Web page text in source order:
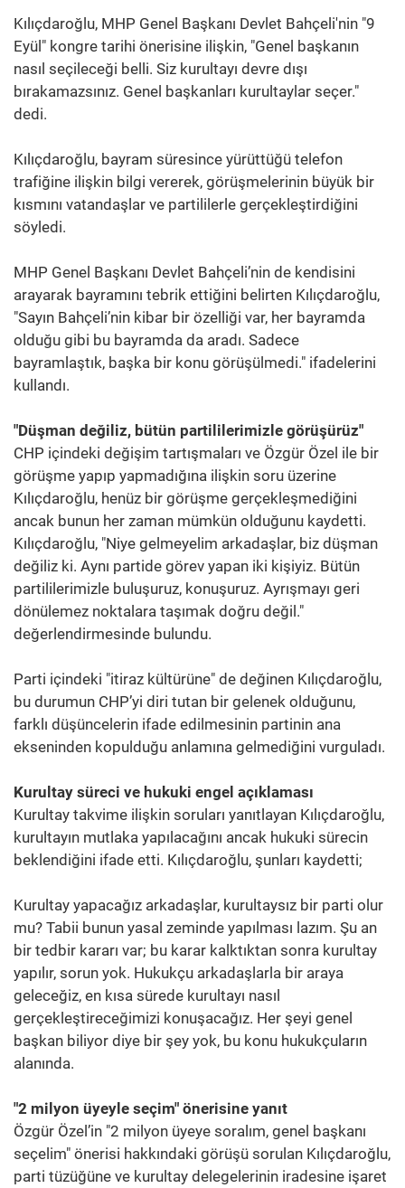
Kılıçdaroğlu, MHP Genel Başkanı Devlet Bahçeli'nin "9
Eyül" kongre tarihi önerisine ilişkin, "Genel başkanın
nasıl seçileceği belli. Siz kurultayı devre dışı
bırakamazsınız. Genel başkanları kurultaylar seçer."
dedi.
Kılıçdaroğlu, bayram süresince yürüttüğü telefon
trafiğine ilişkin bilgi vererek, görüşmelerinin büyük bir
kısmını vatandaşlar ve partililerle gerçekleştirdiğini
söyledi.
MHP Genel Başkanı Devlet Bahçeli’nin de kendisini
arayarak bayramını tebrik ettiğini belirten Kılıçdaroğlu,
"Sayın Bahçeli’nin kibar bir özelliği var, her bayramda
olduğu gibi bu bayramda da aradı. Sadece
bayramlaştık, başka bir konu görüşülmedi." ifadelerini
kullandı.
"Düşman değiliz, bütün partililerimizle görüşürüz"
CHP içindeki değişim tartışmaları ve Özgür Özel ile bir
görüşme yapıp yapmadığına ilişkin soru üzerine
Kılıçdaroğlu, henüz bir görüşme gerçekleşmediğini
ancak bunun her zaman mümkün olduğunu kaydetti.
Kılıçdaroğlu, "Niye gelmeyelim arkadaşlar, biz düşman
değiliz ki. Aynı partide görev yapan iki kişiyiz. Bütün
partililerimizle buluşuruz, konuşuruz. Ayrışmayı geri
dönülemez noktalara taşımak doğru değil."
değerlendirmesinde bulundu.
Parti içindeki "itiraz kültürüne" de değinen Kılıçdaroğlu,
bu durumun CHP’yi diri tutan bir gelenek olduğunu,
farklı düşüncelerin ifade edilmesinin partinin ana
ekseninden kopulduğu anlamına gelmediğini vurguladı.
Kurultay süreci ve hukuki engel açıklaması
Kurultay takvime ilişkin soruları yanıtlayan Kılıçdaroğlu,
kurultayın mutlaka yapılacağını ancak hukuki sürecin
beklendiğini ifade etti. Kılıçdaroğlu, şunları kaydetti;
Kurultay yapacağız arkadaşlar, kurultaysız bir parti olur
mu? Tabii bunun yasal zeminde yapılması lazım. Şu an
bir tedbir kararı var; bu karar kalktıktan sonra kurultay
yapılır, sorun yok. Hukukçu arkadaşlarla bir araya
geleceğiz, en kısa sürede kurultayı nasıl
gerçekleştireceğimizi konuşacağız. Her şeyi genel
başkan biliyor diye bir şey yok, bu konu hukukçuların
alanında.
"2 milyon üyeyle seçim" önerisine yanıt
Özgür Özel’in "2 milyon üyeye soralım, genel başkanı
seçelim" önerisi hakkındaki görüşü sorulan Kılıçdaroğlu,
parti tüzüğüne ve kurultay delegelerinin iradesine işaret